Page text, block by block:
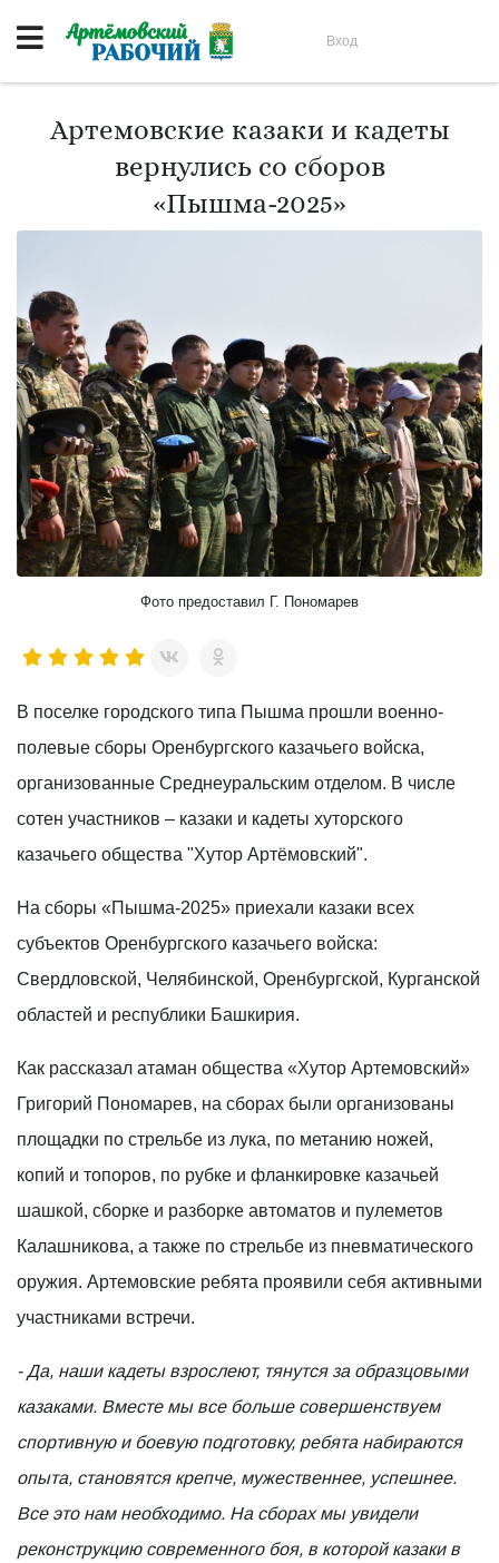
Вход
Артемовские казаки и кадеты
вернулись со сборов
«Пышма-2025»
Фото предоставил Г. Пономарев
В поселке городского типа Пышма прошли военно-
полевые сборы Оренбургского казачьего войска,
организованные Среднеуральским отделом. В числе
сотен участников – казаки и кадеты хуторского
казачьего общества "Хутор Артёмовский".
На сборы «Пышма-2025» приехали казаки всех
субъектов Оренбургского казачьего войска:
Свердловской, Челябинской, Оренбургской, Курганской
областей и республики Башкирия.
Как рассказал атаман общества «Хутор Артемовский»
Григорий Пономарев, на сборах были организованы
площадки по стрельбе из лука, по метанию ножей,
копий и топоров, по рубке и фланкировке казачьей
шашкой, сборке и разборке автоматов и пулеметов
Калашникова, а также по стрельбе из пневматического
оружия. Артемовские ребята проявили себя активными
участниками встречи.
- Да, наши кадеты взрослеют, тянутся за образцовыми
казаками. Вместе мы все больше совершенствуем
спортивную и боевую подготовку, ребята набираются
опыта, становятся крепче, мужественнее, успешнее.
Все это нам необходимо. На сборах мы увидели
реконструкцию современного боя, в которой казаки в